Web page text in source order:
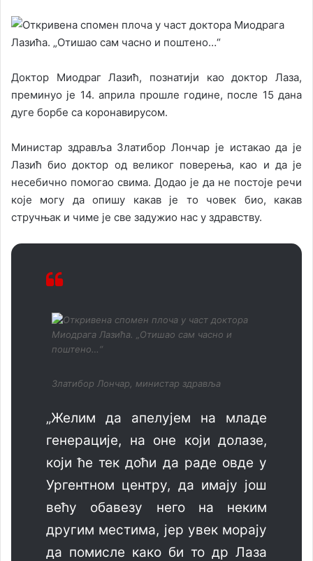
Доктор Миодраг Лазић, познатији као доктор Лаза,
преминуо је 14. априла прошле године, после 15 дана
дуге борбе са коронавирусом.
Министар здравља Златибор Лончар је истакао да је
Лазић био доктор од великог поверења, као и да је
несебично помогао свима. Додао је да не постоје речи
које могу да опишу какав је то човек био, какав
стручњак и чиме је све задужио нас у здравству.
Златибор Лончар, министар здравља
„Желим да апелујем на младе
генерације, на оне који долазе,
који ће тек доћи да раде овде у
Ургентном центру, да имају још
већу обавезу него на неким
другим местима, јер увек морају
да помисле како би то др Лаза